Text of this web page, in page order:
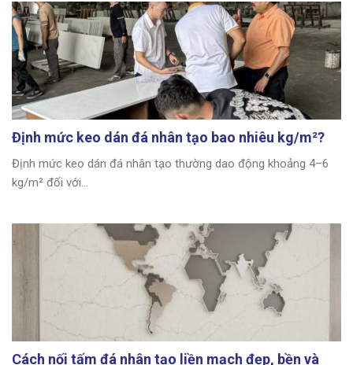
Định mức keo dán đá nhân tạo bao nhiêu kg/m²?
Định mức keo dán đá nhân tạo thường dao động khoảng 4–6
kg/m² đối với...
Cách nối tấm đá nhân tạo liền mạch đẹp, bền và